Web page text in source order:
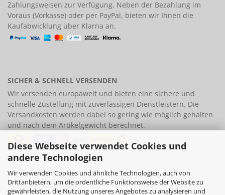
Diese Webseite verwendet Cookies und
andere Technologien
Wir verwenden Cookies und ähnliche Technologien, auch von
Drittanbietern, um die ordentliche Funktionsweise der Website zu
gewährleisten, die Nutzung unseres Angebotes zu analysieren und
Zahlungsweisen zur Verfügung. Neben der Bezahlung im
Voraus (Vorkasse) oder per PayPal, bieten wir Ihnen die
Kaufabwicklung über Klarna an.
SICHER & SCHNELL VERSENDEN
Wir versenden europaweit und bieten eine sichere und
schnelle Zustellung mit zuverlässigen Dienstleistern. Die
Versandkosten werden dabei so gering wie möglich gehalten
und nach dem Artikelgewicht berechnet.
FOLLOW US